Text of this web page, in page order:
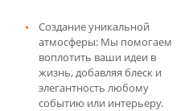
Создание уникальной
атмосферы: Мы помогаем
воплотить ваши идеи в
жизнь, добавляя блеск и
элегантность любому
событию или интерьеру.